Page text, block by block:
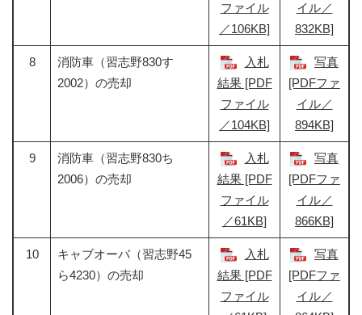
ファイル
／106KB]
イル／
832KB]
8
消防車（習志野830す
2002）の売却
入札
結果 [PDF
ファイル
／104KB]
写真
[PDFファ
イル／
894KB]
9
消防車（習志野830ち
2006）の売却
入札
結果 [PDF
ファイル
／61KB]
写真
[PDFファ
イル／
866KB]
10
キャブオーバ（習志野45
ら4230）の売却
入札
結果 [PDF
ファイル
写真
[PDFファ
イル／